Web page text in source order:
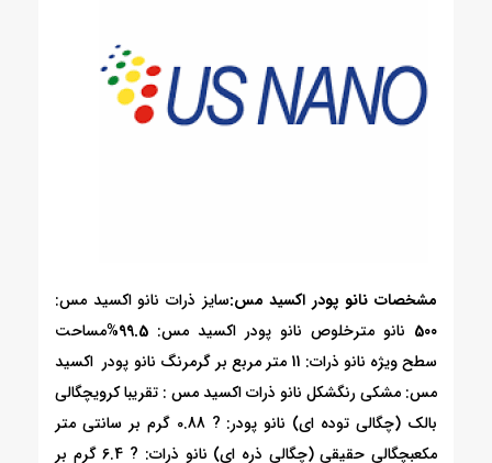
مشخصات نانو پودر اکسید مس:سایز ذرات نانو اکسید مس:
500 نانو مترخلوص نانو پودر اکسید مس: 99.5% مساحت
سطح ویژه نانو ذرات: 11 متر مربع بر گرم
رنگ نانو پودر اکسید
مس: مشکی رنگشکل نانو ذرات اکسید مس : تقریبا کرویچگالی
بالک (چگالی توده ای) نانو پودر: ? 0.88 گرم بر سانتی متر
مکعب
چگالی حقیقی (چگالی ذره ای) نانو ذرات: ? 6.4 گرم بر